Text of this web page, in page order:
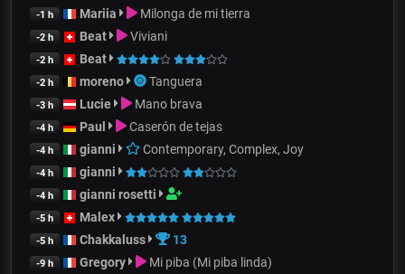
-1 h Mariia Milonga de mi tierra
-2 h Beat Viviani
-2 h Beat
-2 h moreno Tanguera
-3 h Lucie Mano brava
-4 h Paul Caserón de tejas
-4 h gianni Contemporary, Complex, Joy
-4 h gianni
-4 h gianni rosetti
-5 h Malex
-5 h Chakkaluss 13
-9 h Gregory Mi piba (Mi piba linda)